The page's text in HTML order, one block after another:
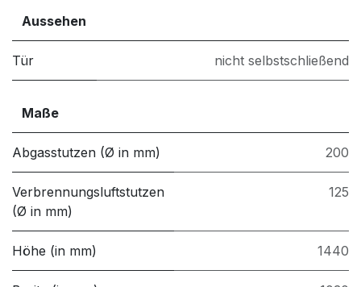
Aussehen
Tür nicht selbstschließend
Maße
Abgasstutzen (Ø in mm) 200
Verbrennungsluftstutzen
(Ø in mm)
125
Höhe (in mm) 1440